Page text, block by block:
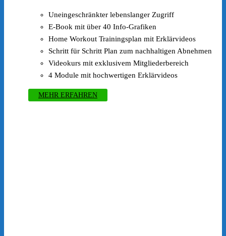
€249.00€99.00.
Uneingeschränkter lebenslanger Zugriff
E-Book mit über 40 Info-Grafiken
Home Workout Trainingsplan mit Erklärvideos
Schritt für Schritt Plan zum nachhaltigen Abnehmen
Videokurs mit exklusivem Mitgliederbereich
4 Module mit hochwertigen Erklärvideos
MEHR ERFAHREN